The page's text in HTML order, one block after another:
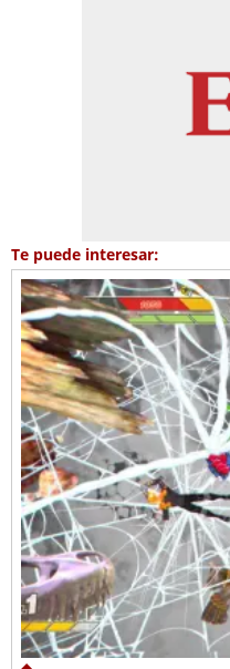
Te puede interesar: